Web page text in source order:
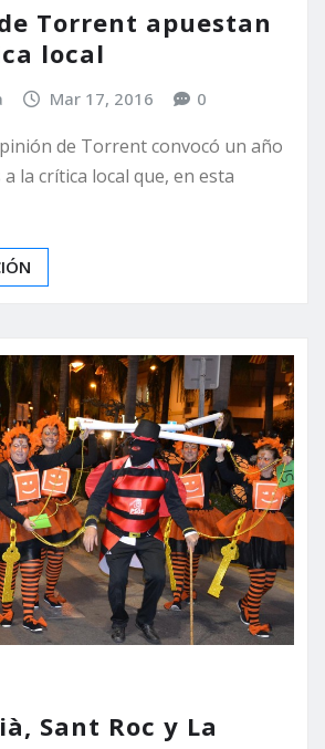
Torrent apuestan
local
Mar 17, 2016 0
de Torrent convocó un año
la crítica local que, en esta
Sant Roc y La